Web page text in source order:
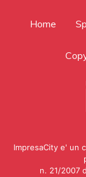
Home
ImpresaCity e' un
n. 21/2007